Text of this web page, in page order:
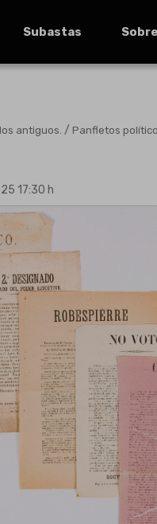
Subastas
antiguos. / Panfletos
17:30 h